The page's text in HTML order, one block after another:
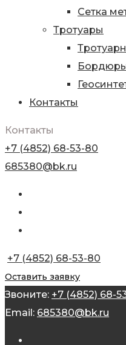
Сетка
Тротуары
Контакты
Контакты
+7 (4852) 68-53-80
685380@bk.ru
+7 (4852) 68-53-80
Оставить заявку
Звоните: +7 (4852) 68-
Email: 685380@bk.ru